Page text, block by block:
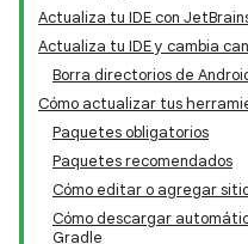
Actualiza tu IDE con
Actualiza tu IDE y cambia
Borra directorios de
Cómo actualizar tus
Paquetes obligatorios
Paquetes recomendados
Cómo editar o agregar
Cómo descargar
Gradle